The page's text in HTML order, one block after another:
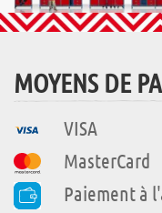
MOYENS DE
VISA
MasterCard
Paiement à